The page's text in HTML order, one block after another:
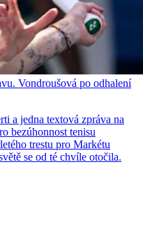
Vondroušová po odhalení
a jedna textová zpráva na
bezúhonnost tenisu
trestu pro Markétu
se od té chvíle otočila.